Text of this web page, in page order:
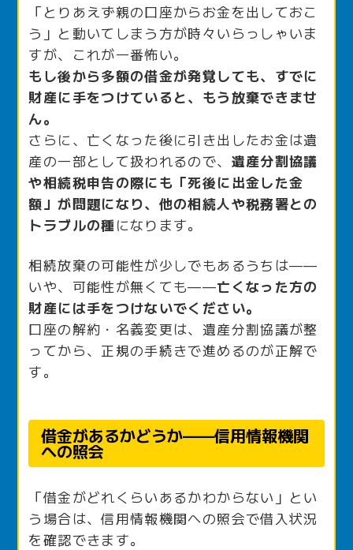
「とりあえず親の口座からお金を出しておこ
う」と動いてしまう方が時々いらっしゃいま
すが、これが一番怖い。
もし後から多額の借金が発覚しても、すでに
財産に手をつけていると、もう放棄できませ
ん。
さらに、亡くなった後に引き出したお金は遺
産の一部として扱われるので、 遺産分割協議
や相続税申告の際にも「死後に出金した金
額」が問題になり、他の相続人や税務署との
トラブルの種になります。
相続放棄の可能性が少しでもあるうちは——
いや、可能性が無くても——亡くなった方の
財産には手をつけないでください。
口座の解約・名義変更は、遺産分割協議が整
ってから、正規の手続きで進めるのが正解で
す。
借金があるかどうか——信用情報機関
への照会
「借金がどれくらいあるかわからない」とい
う場合は、信用情報機関への照会で借入状況
を確認できます。